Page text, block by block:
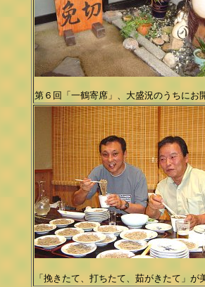
第６回「一鶴寄席」、大盛況のうちにお
「挽きたて、打ちたて、茹がきたて」が